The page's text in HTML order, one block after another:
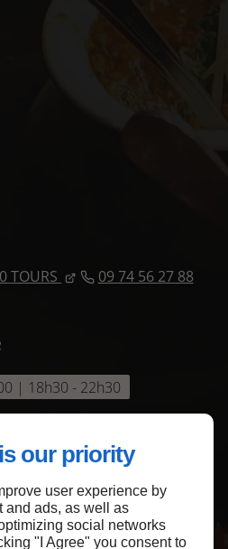
our priority
user experience by
and ads, as well as
social networks
"I Agree" you consent to
TOURS 09 74 56 27 88
| 18h30 - 22h30
de page